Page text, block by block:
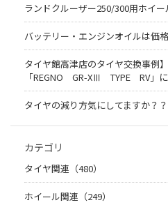
ランドクルーザー250/300用ホイ
バッテリー・エンジンオイルは価
タイヤ館高津店のタイヤ交換事例
「REGNO GR-XⅢ TYPE RV」に
タイヤの減り方気にしてますか？？
カテゴリ
タイヤ関連（480）
ホイール関連（249）